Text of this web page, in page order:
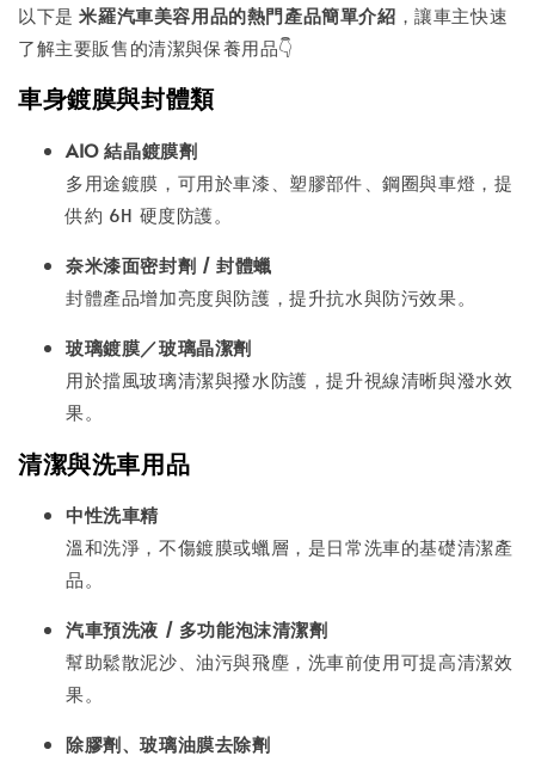
以下是米羅汽車美容用品的熱門產品簡單介紹 ，讓車主快速
了解主要販售的清潔與保養用品👇
車身鍍膜與封體類
AIO 結晶鍍膜劑
多用途鍍膜，可用於車漆、塑膠部件、鋼圈與車燈，提
供約 6H 硬度防護。
奈米漆面密封劑 / 封體蠟
封體產品增加亮度與防護，提升抗水與防污效果。
玻璃鍍膜／玻璃晶潔劑
用於擋風玻璃清潔與撥水防護，提升視線清晰與潑水效
果。
清潔與洗車用品
中性洗車精
溫和洗淨，不傷鍍膜或蠟層，是日常洗車的基礎清潔產
品。
汽車預洗液 / 多功能泡沫清潔劑
幫助鬆散泥沙、油污與飛塵，洗車前使用可提高清潔效
果。
除膠劑、玻璃油膜去除劑